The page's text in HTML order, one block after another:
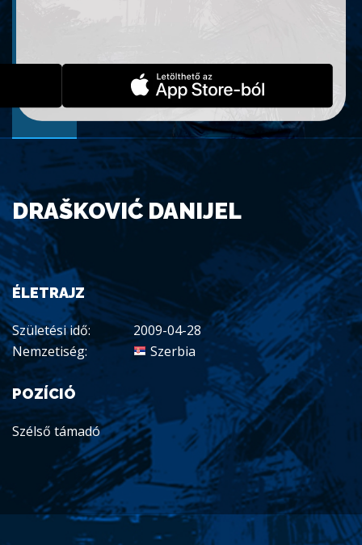
DRAŠKOVIĆ DANIJEL
ÉLETRAJZ
Születési idő:
2009-04-28
Nemzetiség:
Szerbia
POZÍCIÓ
Szélső támadó